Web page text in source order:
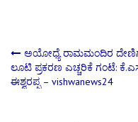
Post
ಅಯೋಧ್ಯೆ ರಾಮಮಂದಿರ
ಲೂಟಿ ಪ್ರಕರಣ ಎಚ್ಚರಿಕೆ ಗಂಟೆ:
ಈಶ್ವರಪ್ಪ – vishwanews24